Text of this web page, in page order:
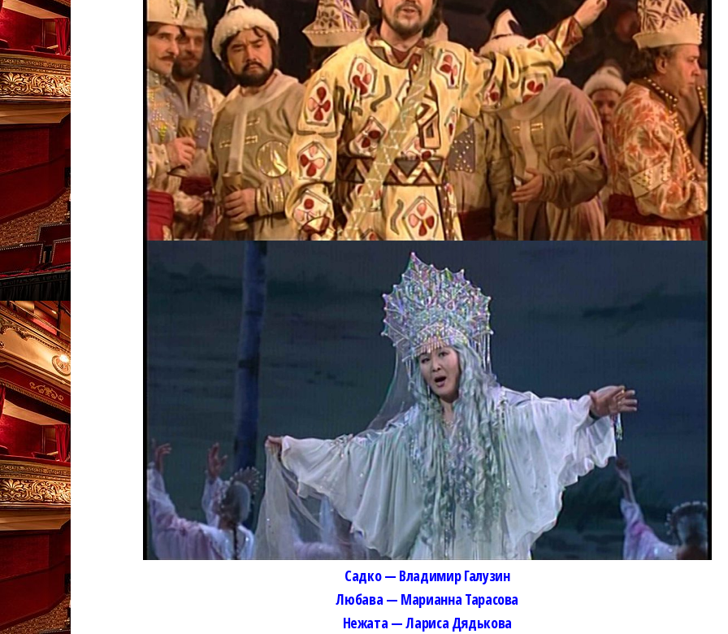
Садко — Владимир Галузин
Любава — Марианна Тарасова
Нежата — Лариса Дядькова